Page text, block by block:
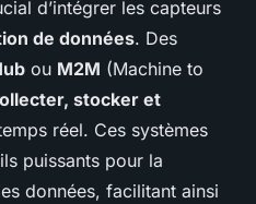
d’intégrer les capteurs
de données. Des
ou M2M (Machine to
stocker et
réel. Ces systèmes
puissants pour la
données, facilitant ainsi